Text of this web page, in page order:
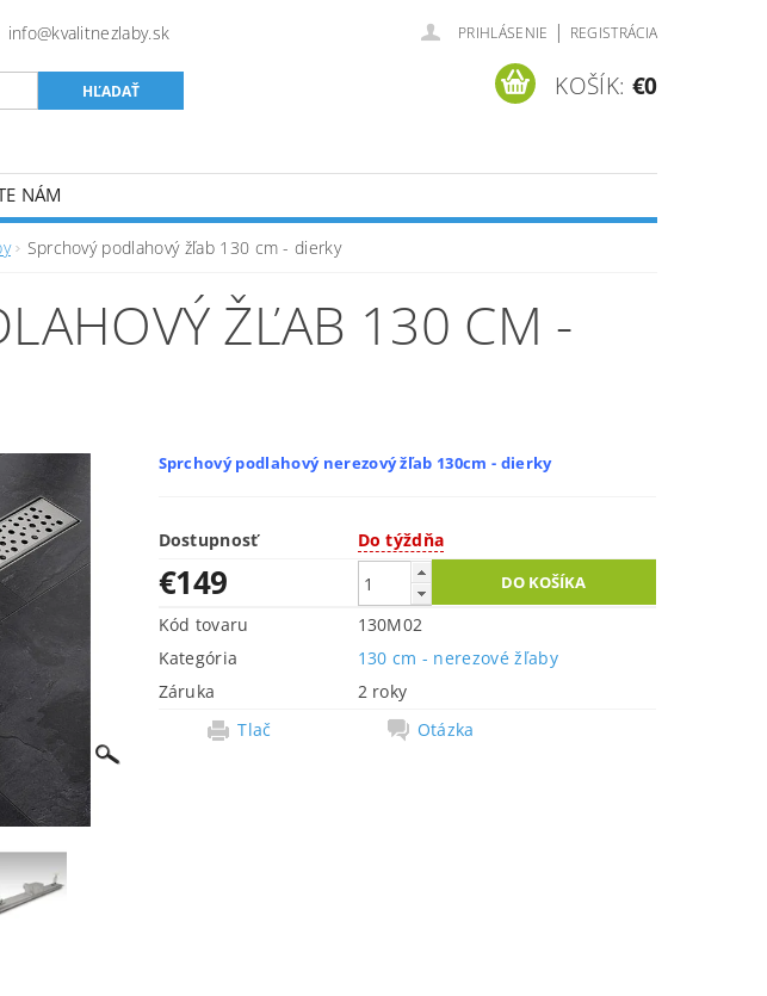
info@kvalitnezlaby.sk PRIHLÁSENIE | REGISTRÁCIA
KOŠÍK: €0
NÁM
Sprchový podlahový žľab 130 cm - dierky
ŽĽAB 130 CM -
Sprchový podlahový nerezový žľab 130cm - dierky
Dostupnosť Do týždňa
€149
Kód tovaru
130M02
Kategória
130 cm - nerezové žľaby
Záruka
2 roky
Tlač
Otázka